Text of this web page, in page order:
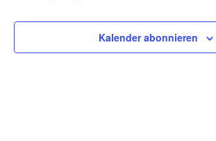
Kalender abonnieren